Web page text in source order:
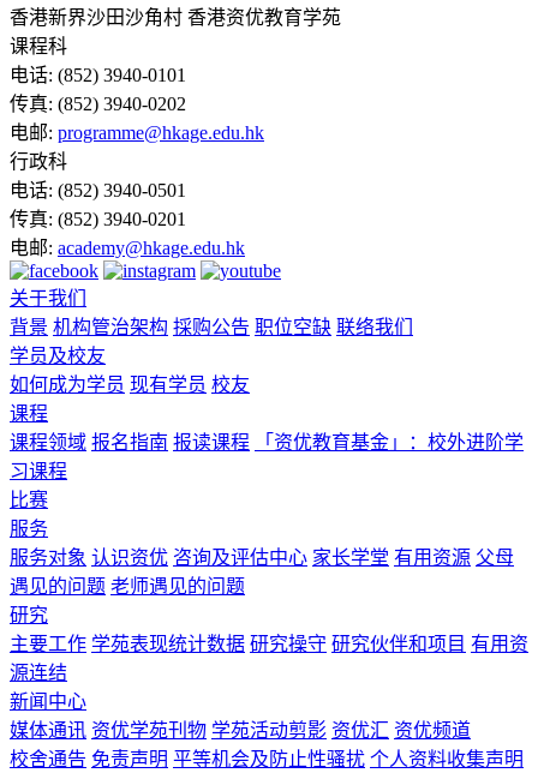
香港新界沙田沙角村 香港资优教育学苑
课程科
电话: (852) 3940-0101
传真: (852) 3940-0202
电邮: programme@hkage.edu.hk
行政科
电话: (852) 3940-0501
传真: (852) 3940-0201
电邮: academy@hkage.edu.hk
关于我们
背景 机构管治架构 採购公告 职位空缺 联络我们
学员及校友
如何成为学员 现有学员 校友
课程
课程领域 报名指南 报读课程
「资优教育基金」：校外进阶学
习课程
比赛
服务
服务对象 认识资优 咨询及评估中心 家长学堂 有用资源 父母
遇见的问题 老师遇见的问题
研究
主要工作 学苑表现统计数据 研究操守 研究伙伴和项目 有用资
源连结
新闻中心
媒体通讯 资优学苑刊物 学苑活动剪影 资优汇 资优频道
校舍通告 免责声明 平等机会及防止性骚扰 个人资料收集声明